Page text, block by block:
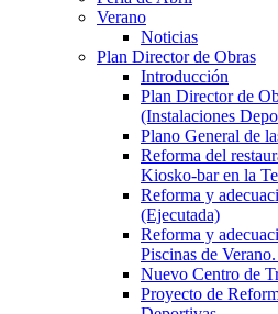
Verano
Noticias
Plan Director de Obras
Introducción
Plan Director de
(Instalaciones
Plano General de
Reforma del
Kiosko-bar en la
Reforma y
(Ejecutada)
Reforma y
Piscinas de
Nuevo Centro de
Proyecto de